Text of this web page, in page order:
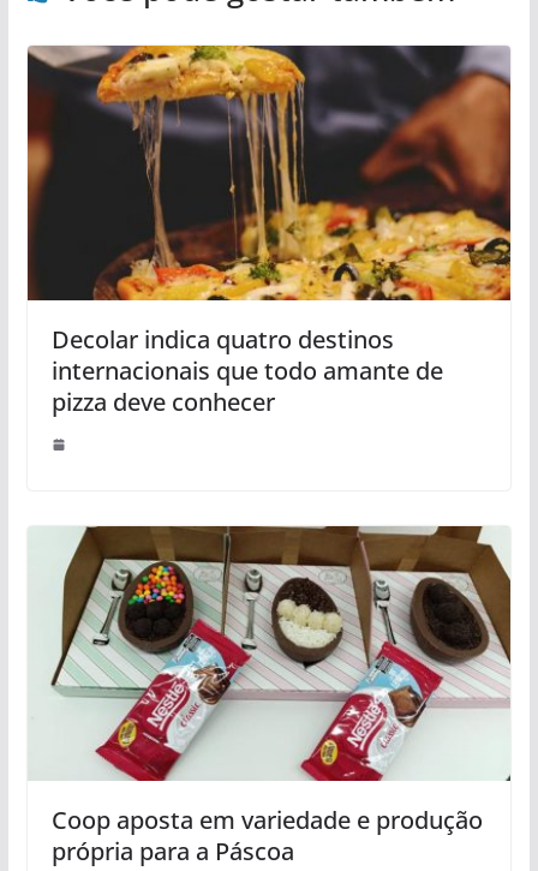
Decolar indica quatro destinos
internacionais que todo amante de
pizza deve conhecer
Coop aposta em variedade e produção
própria para a Páscoa